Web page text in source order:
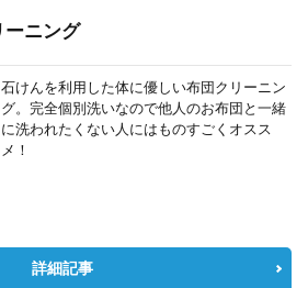
ーニング
石けんを利用した体に優しい布団クリーニン
グ。完全個別洗いなので他人のお布団と一緒
に洗われたくない人にはものすごくオスス
メ！
詳細記事